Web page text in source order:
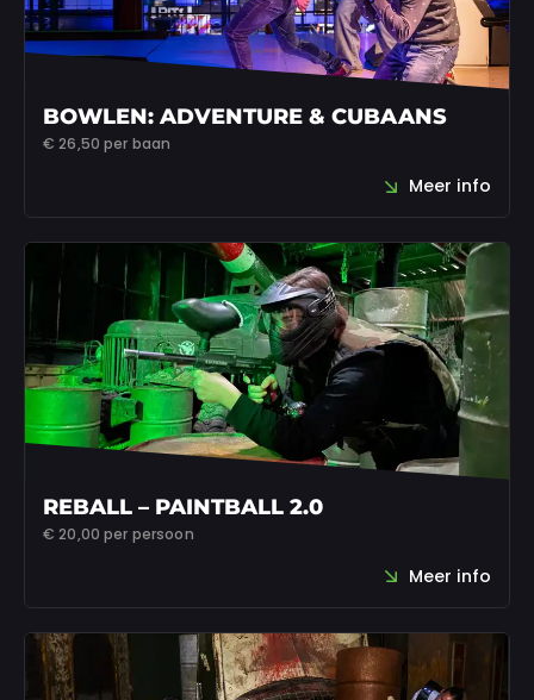
BOWLEN: ADVENTURE & CUBAANS
€ 26,50per baan
Meer info
REBALL – PAINTBALL 2.0
€ 20,00per persoon
Meer info